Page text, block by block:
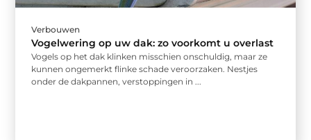
Verbouwen
Vogelwering op uw dak: zo voorkomt u overlast
Vogels op het dak klinken misschien onschuldig, maar ze
kunnen ongemerkt flinke schade veroorzaken. Nestjes
onder de dakpannen, verstoppingen in ...